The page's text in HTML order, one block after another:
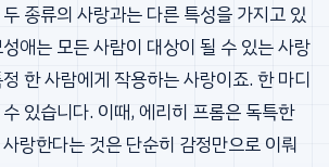
종류의 사랑과는 다른 특성을 가지고 있
애는 모든 사람이 대상이 될 수 있는 사랑
한 사람에게 작용하는 사랑이죠. 한 마디
있습니다. 이때, 에리히 프롬은 독특한
랑한다는 것은 단순히 감정만으로 이뤄